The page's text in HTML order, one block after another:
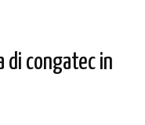
di congatec in